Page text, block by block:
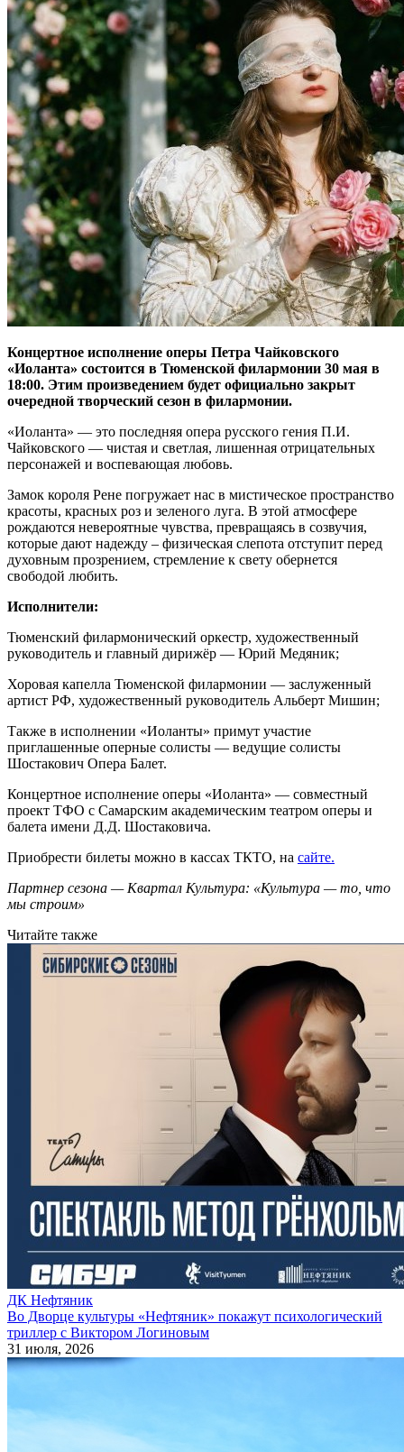
Концертное исполнение оперы Петра Чайковского
«Иоланта» состоится в Тюменской филармонии 30 мая в
18:00. Этим произведением будет официально закрыт
очередной творческий сезон в филармонии.
«Иоланта» — это последняя опера русского гения П.И.
Чайковского — чистая и светлая, лишенная отрицательных
персонажей и воспевающая любовь.
Замок короля Рене погружает нас в мистическое пространство
красоты, красных роз и зеленого луга. В этой атмосфере
рождаются невероятные чувства, превращаясь в созвучия,
которые дают надежду – физическая слепота отступит перед
духовным прозрением, стремление к свету обернется
свободой любить.
Исполнители:
Тюменский филармонический оркестр, художественный
руководитель и главный дирижёр — Юрий Медяник;
Хоровая капелла Тюменской филармонии — заслуженный
артист РФ, художественный руководитель Альберт Мишин;
Также в исполнении «Иоланты» примут участие
приглашенные оперные солисты — ведущие солисты
Шостакович Опера Балет.
Концертное исполнение оперы «Иоланта» — совместный
проект ТФО с Самарским академическим театром оперы и
балета имени Д.Д. Шостаковича.
Приобрести билеты можно в кассах ТКТО, на сайте.
Партнер сезона — Квартал Культура: «Культура — то, что
мы строим»
Читайте также
ДК Нефтяник
Во Дворце культуры «Нефтяник» покажут психологический
триллер с Виктором Логиновым
31 июля, 2026